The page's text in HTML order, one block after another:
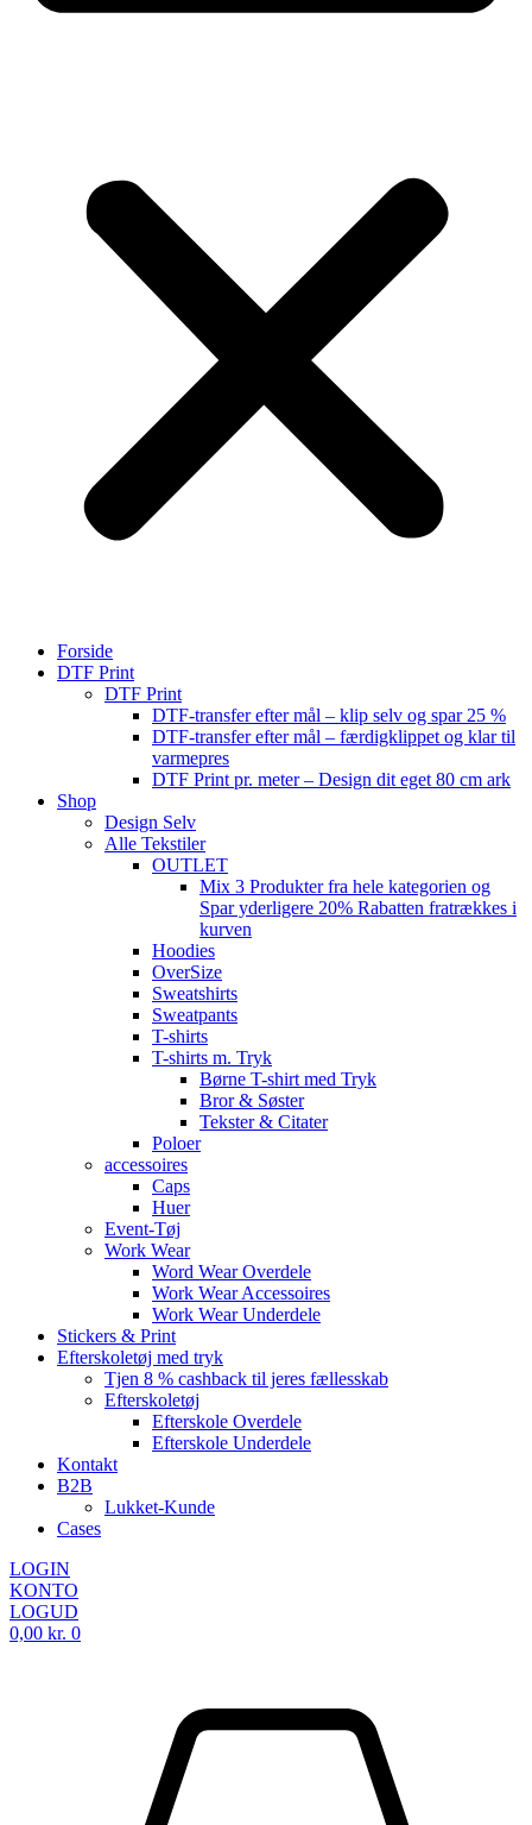
Forside
DTF Print
DTF Print
DTF-transfer efter mål – klip selv og spar 25 %
DTF-transfer efter mål – færdigklippet og klar til
varmepres
DTF Print pr. meter – Design dit eget 80 cm ark
Shop
Design Selv
Alle Tekstiler
OUTLET
Mix 3 Produkter fra hele kategorien og
Spar yderligere 20% Rabatten fratrækkes i
kurven
Hoodies
OverSize
Sweatshirts
Sweatpants
T-shirts
T-shirts m. Tryk
Børne T-shirt med Tryk
Bror & Søster
Tekster & Citater
Poloer
accessoires
Caps
Huer
Event-Tøj
Work Wear
Word Wear Overdele
Work Wear Accessoires
Work Wear Underdele
Stickers & Print
Efterskoletøj med tryk
Tjen 8 % cashback til jeres fællesskab
Efterskoletøj
Efterskole Overdele
Efterskole Underdele
Kontakt
B2B
Lukket-Kunde
Cases
LOGIN
KONTO
LOGUD
0,00 kr. 0